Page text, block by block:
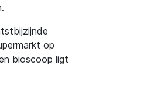
op
bioscoop ligt